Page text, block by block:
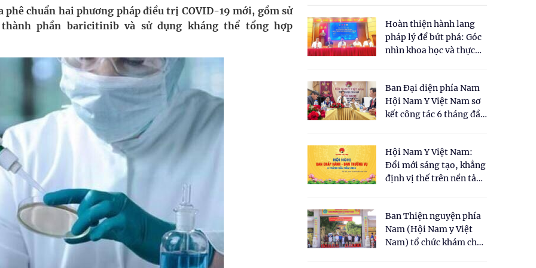
lực cho môi trường và cộng đồng
bảo hiểm y tế nếu không đăng ký khám theo yêu
thực tế
phê chuẩn hai phương pháp điều trị COVID-19 mới, gồm sử
phần baricitinib và sử dụng kháng thể tổng hợp
Hoàn thiện hành lang
pháp lý để bứt phá: Góc
nhìn khoa học và thực
cho Luật Y dược cổ
truyền Việt Nam"
Ban Đại diện phía Nam
Hội Nam Y Việt Nam sơ
kết công tác 6 tháng đầu
Hội Nam Y Việt Nam:
Đổi mới sáng tạo, khẳng
định vị thế trên nền tảng
Ban Thiện nguyện phía
Nam (Hội Nam y Việt
Nam) tổ chức khám chữa